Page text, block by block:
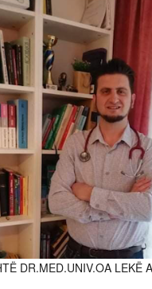
DR.MED.UNIV.OA LEKË